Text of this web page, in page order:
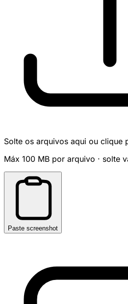
Solte os arquivos aqui ou clique
Máx 100 MB por arquivo · solte
Paste screenshot